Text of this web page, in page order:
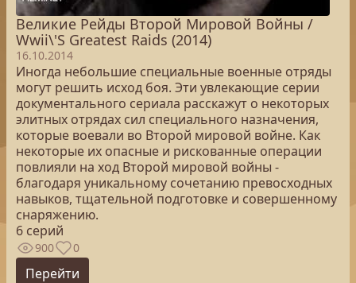
Великие Рейды Второй Мировой Войны /
Wwii\'S Greatest Raids (2014)
16.10.2014
Иногда небольшие специальные военные отряды
могут решить исход боя. Эти увлекающие серии
документального сериала расскажут о некоторых
элитных отрядах сил специального назначения,
которые воевали во Второй мировой войне. Как
некоторые их опасные и рискованные операции
повлияли на ход Второй мировой войны -
благодаря уникальному сочетанию превосходных
навыков, тщательной подготовке и совершенному
снаряжению.
6 серий
900 0
Перейти